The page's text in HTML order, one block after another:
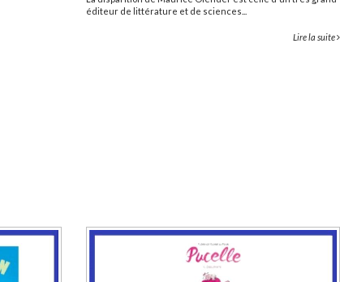
éditeur de littérature et de sciences...
Lire la suite